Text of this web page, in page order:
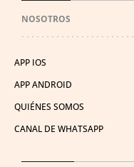
NOSOTROS
APP IOS
APP ANDROID
QUIÉNES SOMOS
CANAL DE WHATSAPP